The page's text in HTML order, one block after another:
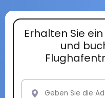
Erhalten Sie
und